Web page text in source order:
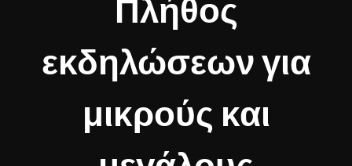
Πλήθος
εκδηλώσεων για
μικρούς και